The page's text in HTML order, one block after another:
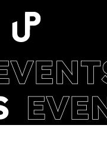
Inhalt
springen